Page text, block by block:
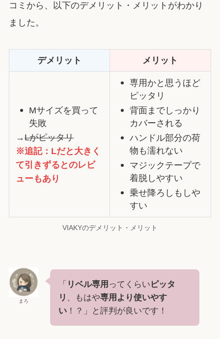
コミから、以下のデメリット・メリットがわかり
ました。
デメリット メリット
Mサイズを買って
失敗
→Lがピッタリ
※追記：Lだと大きく
て引きずるとのレビ
ューもあり
専用かと思うほど
ピッタリ
背面までしっかり
カバーされる
ハンドル部分の荷
物も濡れない
マジックテープで
着脱しやすい
乗せ降ろしもしや
すい
VIAKYのデメリット・メリット
まろ
「 リベル専用 ってくらい ピッタ
リ 、もはや専用より使いやす
い！？」と評判が良いです！